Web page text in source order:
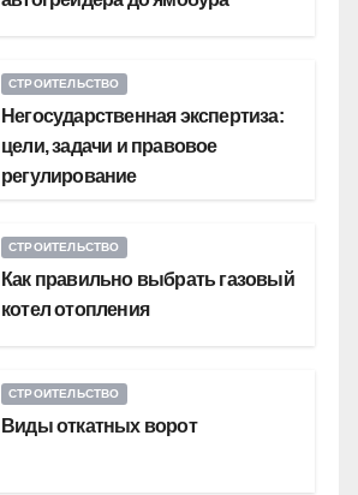
СТРОИТЕЛЬСТВО
Негосударственная экспертиза:
цели, задачи и правовое
регулирование
СТРОИТЕЛЬСТВО
Как правильно выбрать газовый
котел отопления
СТРОИТЕЛЬСТВО
Виды откатных ворот